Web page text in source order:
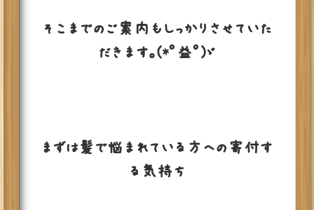
そこまでのご案内もしっかりさせていた
だきます。(*ﾟ益ﾟ)ゞ
まずは髪で悩まれている方への寄付す
る気持ち